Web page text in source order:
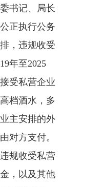
书记、局长
正执行公务
，违规收受
年至2025
受私营企业
档酒水，多
主安排的外
对方支付。
规收受私营
，以及其他